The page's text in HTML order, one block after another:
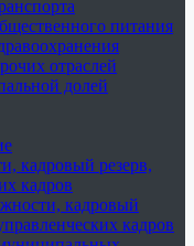
питания
отраслей
долей
кадровый резерв,
кадров
кадровый
кадров